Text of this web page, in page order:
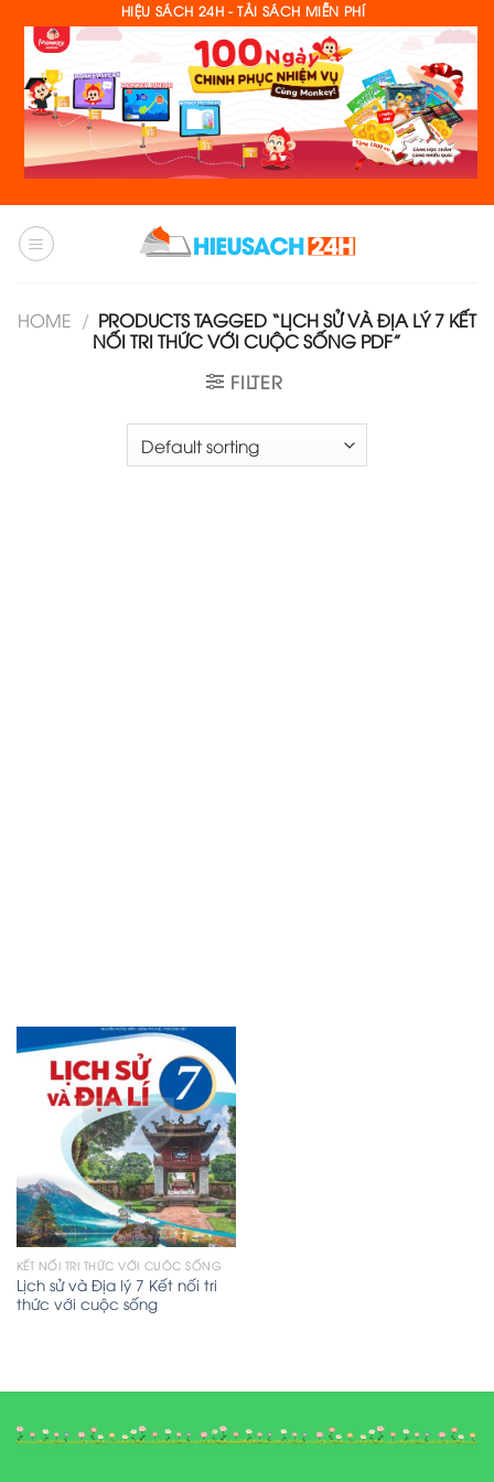
content
HIỆU SÁCH 24H - TẢI SÁCH MIỄN PHÍ
HOME / PRODUCTS TAGGED “LỊCH SỬ VÀ ĐỊA LÝ 7 KẾT
NỐI TRI THỨC VỚI CUỘC SỐNG PDF”
FILTER
KẾT NỐI TRI THỨC VỚI CUỘC SỐNG
Lịch sử và Địa lý 7 Kết nối tri
thức với cuộc sống